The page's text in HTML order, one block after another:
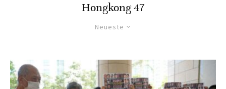
Hongkong 47
Neueste